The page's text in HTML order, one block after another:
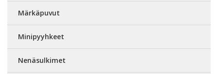
Märkäpuvut
Minipyyhkeet
Nenäsulkimet